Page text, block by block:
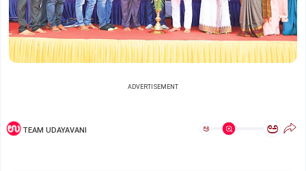
ADVERTISEMENT
TEAM UDAYAVANI ಅ ಅ